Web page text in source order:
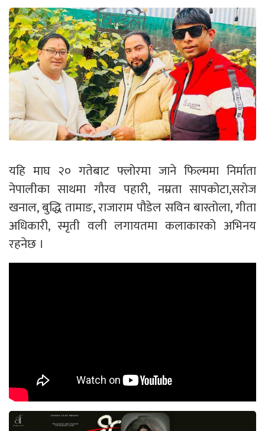
यहि माघ २० गतेबाट फ्लोरमा जाने फिल्ममा निर्माता
नेपालीका साथमा गौरव पहारी, नम्रता सापकोटा,सरोज
खनाल, बुद्धि तामाङ, राजाराम पौडेल सविन बास्तोला, गीता
अधिकारी, स्मृती वली लगायतमा कलाकारको अभिनय
रहनेछ ।